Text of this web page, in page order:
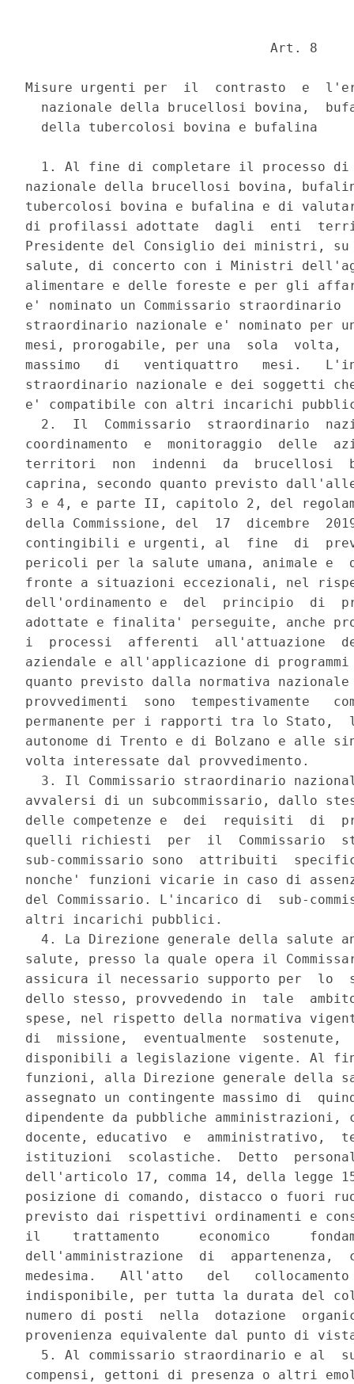
                               Art. 8
Misure urgenti per  il  contrasto  e
nazionale della brucellosi bovina,
  della tubercolosi bovina e bufalina
1. Al fine di completare il processo
nazionale della brucellosi bovina,
tubercolosi bovina e bufalina e di
di profilassi adottate  dagli  enti
Presidente del Consiglio dei ministri,
salute, di concerto con i Ministri
alimentare e delle foreste e per gli
e' nominato un Commissario
straordinario nazionale e' nominato per
mesi, prorogabile, per una  sola
massimo   di   ventiquattro   mesi.
straordinario nazionale e dei soggetti
e' compatibile con altri incarichi
2.  Il  Commissario  straordinario
coordinamento  e  monitoraggio  delle
territori  non  indenni  da  brucellosi
caprina, secondo quanto previsto
3 e 4, e parte II, capitolo 2, del
della Commissione, del  17  dicembre
contingibili e urgenti, al  fine  di
pericoli per la salute umana, animale e
fronte a situazioni eccezionali, nel
dell'ordinamento e  del  principio  di
adottate e finalita' perseguite, anche
i  processi  afferenti  all'attuazione
aziendale e all'applicazione di
quanto previsto dalla normativa
provvedimenti  sono  tempestivamente
permanente per i rapporti tra lo Stato,
autonome di Trento e di Bolzano e alle
volta interessate dal provvedimento.
3. Il Commissario straordinario
avvalersi di un subcommissario, dallo
delle competenze e  dei  requisiti  di
quelli richiesti  per  il  Commissario
sub-commissario sono  attribuiti
nonche' funzioni vicarie in caso di
del Commissario. L'incarico di  sub-
altri incarichi pubblici.
4. La Direzione generale della salute
salute, presso la quale opera il
assicura il necessario supporto per  lo
dello stesso, provvedendo in  tale
spese, nel rispetto della normativa
di  missione,  eventualmente
disponibili a legislazione vigente. Al
funzioni, alla Direzione generale della
assegnato un contingente massimo di
dipendente da pubbliche amministrazioni,
docente, educativo  e  amministrativo,
istituzioni  scolastiche.  Detto
dell'articolo 17, comma 14, della legge
posizione di comando, distacco o fuori
previsto dai rispettivi ordinamenti e
il    trattamento     economico
dell'amministrazione  di
medesima.   All'atto   del
indisponibile, per tutta la durata del
numero di posti  nella  dotazione
provenienza equivalente dal punto di
5. Al commissario straordinario e al
compensi, gettoni di presenza o altri